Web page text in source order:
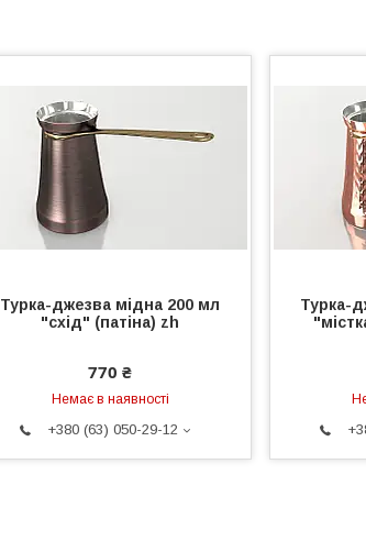
Турка-джезва мідна 200 мл
"схід" (патіна) zh
770 ₴
Немає в наявності
+380 (63) 050-29-12
Турка-